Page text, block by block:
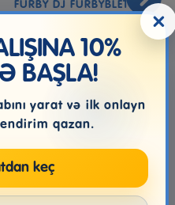
FURBY DJ FURBYBLET DIS
CO
46.99₼
×
10%
BAŞLA!
yarat və ilk onlayn
qazan.
keç